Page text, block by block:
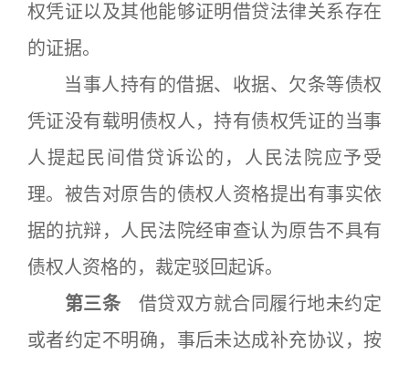
权凭证以及其他能够证明借贷法律关系存在
的证据。
当事人持有的借据、收据、欠条等债权
凭证没有载明债权人，持有债权凭证的当事
人提起民间借贷诉讼的，人民法院应予受
理。被告对原告的债权人资格提出有事实依
据的抗辩，人民法院经审查认为原告不具有
债权人资格的，裁定驳回起诉。
第三条 借贷双方就合同履行地未约定
或者约定不明确，事后未达成补充协议，按